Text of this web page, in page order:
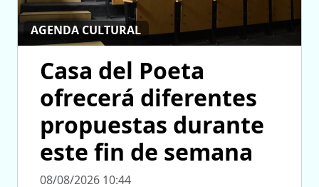
AGENDA CULTURAL
Casa del Poeta
ofrecerá diferentes
propuestas durante
este fin de semana
08/08/2026 10:44